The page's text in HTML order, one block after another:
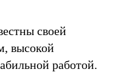
своей
высокой
работой.